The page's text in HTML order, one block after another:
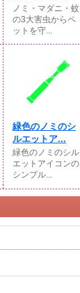
ノミ・マダニ・蚊
の3大害虫からペ
ットを守...
緑色のノミのシ
ルエットア...
緑色のノミのシル
エットアイコンの
シンプル...